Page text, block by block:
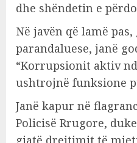
dhe shëndetin e
Në javën që lamë
parandaluese, janë
“Korrupsionit aktiv
ushtrojnë funksione
Janë kapur në
Policisë Rrugore,
gjatë drejtimit të